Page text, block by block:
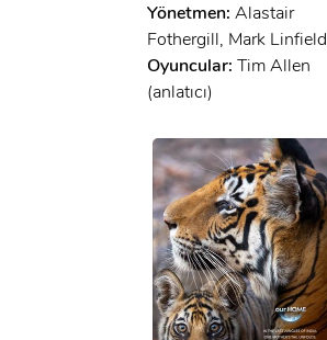
Yönetmen: Alastair
Fothergill, Mark Linfield
Oyuncular: Tim Allen
(anlatıcı)